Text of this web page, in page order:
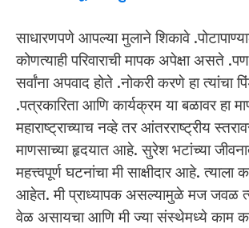
साधारणपणे आपल्या मुलाने शिकावे
कोणत्याही परिवाराची मापक अपेक्षा असते
सर्वांना अपवाद होते .नोकरी करणे हा त्यांचा
.पत्रकारिता आणि कार्यक्रम या बळावर हा
महाराष्ट्राच्याच नव्हे तर आंतरराष्ट्रीय
माणसाच्या हृदयात आहे. सुरेश भटांच्या
महत्त्वपूर्ण घटनांचा मी साक्षीदार आहे. त्याला
आहेत. मी प्राध्यापक असल्यामुळे मज जवळ
वेळ असायचा आणि मी ज्या संस्थेमध्ये काम